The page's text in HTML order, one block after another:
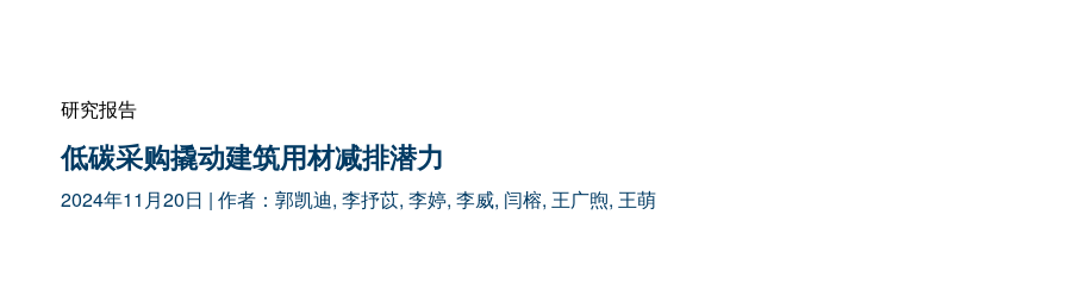
研究报告
低碳采购撬动建筑用材减排潜力
2024年11月20日 | 作者： 郭凯迪, 李抒苡, 李婷, 李威, 闫榕, 王广煦, 王萌